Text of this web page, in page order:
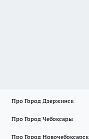
Про Город Дзержинск
Про Город Чебоксары
Про Город Новочебоксарск